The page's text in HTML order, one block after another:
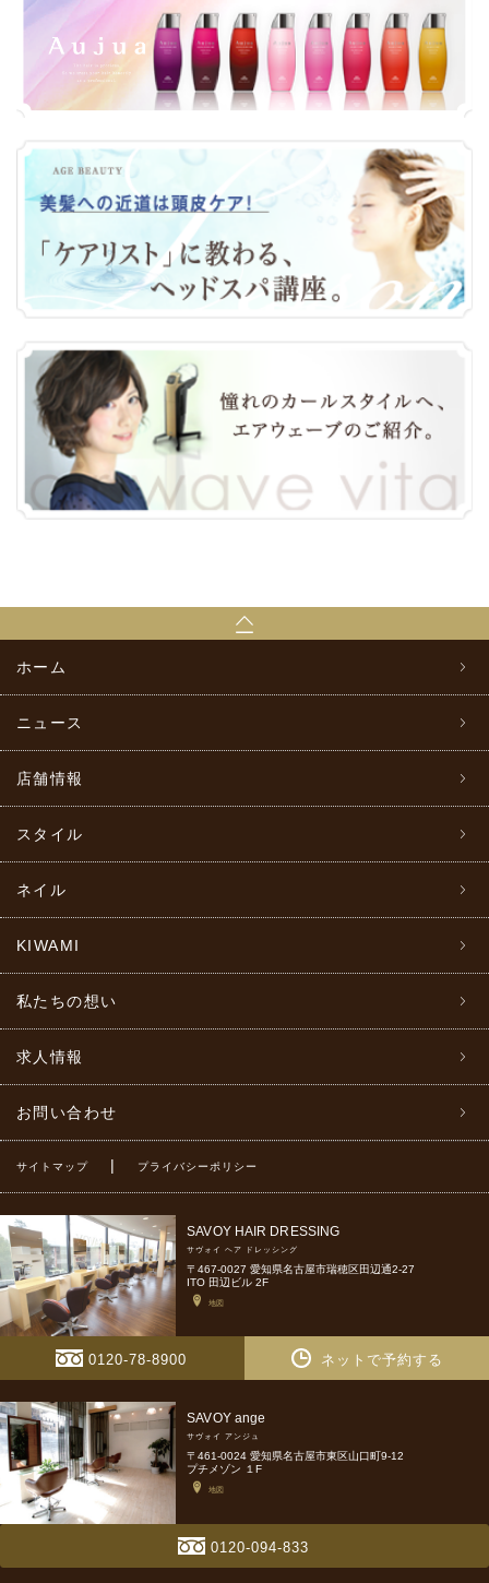
ホーム
ニュース
店舗情報
スタイル
ネイル
KIWAMI
私たちの想い
求人情報
お問い合わせ
サイトマップ | プライバシーポリシー
SAVOY HAIR DRESSING
サヴォイ ヘア ドレッシング
〒467-0027 愛知県名古屋市瑞穂区田辺通2-27
ITO 田辺ビル 2F
地図
0120-78-8900 ネットで予約する
SAVOY ange
サヴォイ アンジュ
〒461-0024 愛知県名古屋市東区山口町9-12
プチメゾン １F
地図
0120-094-833